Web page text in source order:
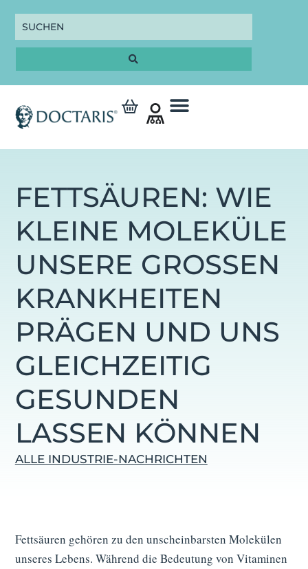
FETTSÄUREN: WIE
KLEINE MOLEKÜLE
UNSERE GROSSEN K
RANKHEITEN P
RÄGEN UND UNS G
LEICHZEITIG G
ESUNDEN L
ASSEN KÖNNEN
ALLE INDUSTRIE-NACHRICHTEN
Fettsäuren gehören zu den unscheinbarsten Molekülen
unseres Lebens. Während die Bedeutung von Vita­minen